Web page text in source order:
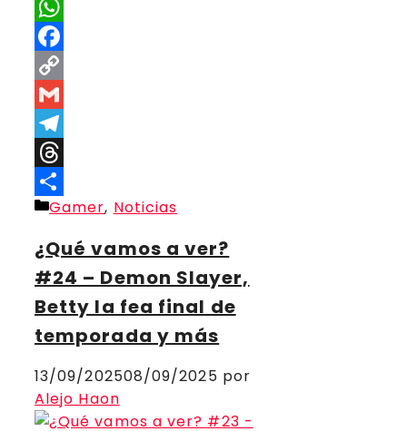
X
WhatsApp
Facebook
Copy
Link
Gmail
Telegram
Threads
Compartir
Categorías
Gamer, Noticias
¿Qué vamos a ver?
#24 – Demon Slayer,
Betty la fea final de
temporada y más
13/09/202508/09/2025 por
Alejo Haon